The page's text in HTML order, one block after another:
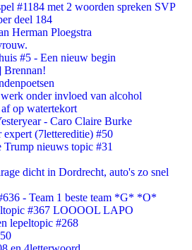
#1184 met 2 woorden spreken SVP
deel 184
Herman Ploegstra
#5 - Een nieuw begin
Brennan!
onder invloed van alcohol
op watertekort
- Caro Claire Burke
expert (7lettereditie) #50
Trump nieuws topic #31
dicht in Dordrecht, auto's zo snel
- Team 1 beste team *G* *O*
#367 LOOOOL LAPO
lepeltopic #268